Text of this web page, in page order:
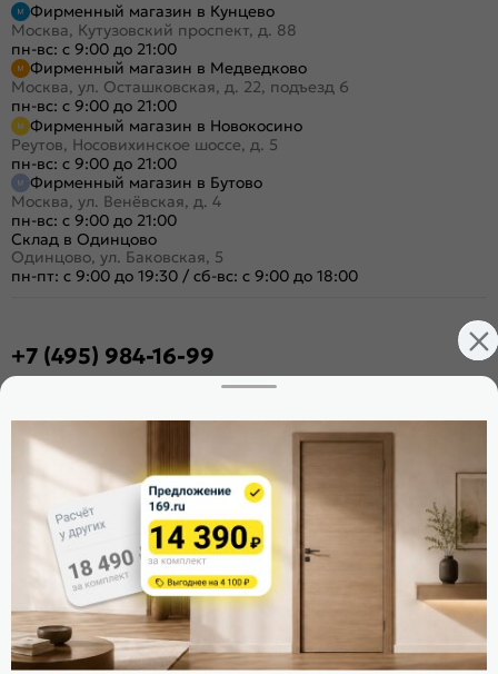
Фирменный магазин в Кунцево
Москва, Кутузовский проспект, д. 88
пн-вс: с 9:00 до 21:00
Фирменный магазин в Медведково
Москва, ул. Осташковская, д. 22, подъезд 6
пн-вс: с 9:00 до 21:00
Фирменный магазин в Новокосино
Реутов, Носовихинское шоссе, д. 5
пн-вс: с 9:00 до 21:00
Фирменный магазин в Бутово
Москва, ул. Венёвская, д. 4
пн-вс: с 9:00 до 21:00
Склад в Одинцово
Одинцово, ул. Баковская, 5
пн-пт: с 9:00 до 19:30 / сб-вс: с 9:00 до 18:00
+7 (495) 984-16-99
Стать дилером
Расскажите о нас
Поделиться
Оцените магазин
ИКС 1340
© 2010—2026 Склад Дверей 169.RU